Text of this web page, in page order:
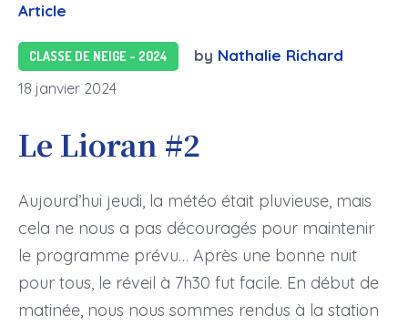
Article
CLASSE DE NEIGE - 2024 by Nathalie Richard
18 janvier 2024
Le Lioran #2
Aujourd’hui jeudi, la météo était pluvieuse, mais
cela ne nous a pas découragés pour maintenir
le programme prévu… Après une bonne nuit
pour tous, le réveil à 7h30 fut facile. En début de
matinée, nous nous sommes rendus à la station